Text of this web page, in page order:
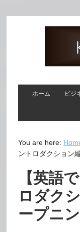
ホーム ビジ
You are here:
ントロダクション
【英語
ロダク
ープニ